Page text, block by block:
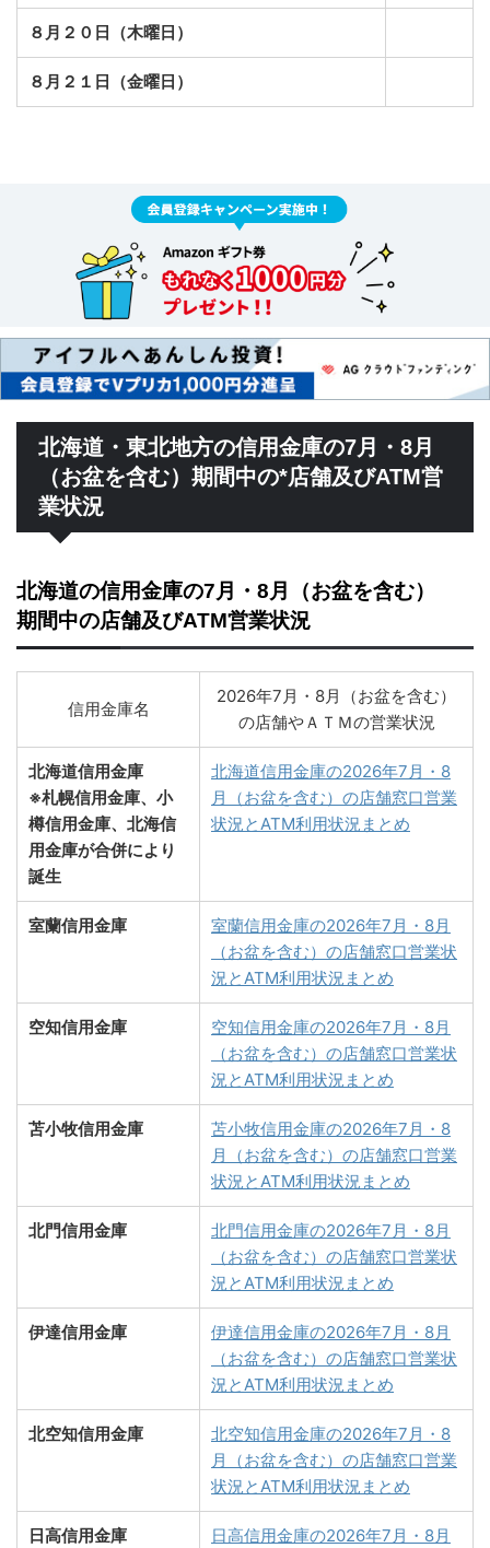
８月２０日（木曜日）
８月２１日（金曜日）
北海道・東北地方の信用金庫の7月・8月
（お盆を含む）期間中の*店舗及びATM営
業状況
北海道の信用金庫の7月・8月（お盆を含む）
期間中の店舗及びATM営業状況
信用金庫名
2026年7月・8月（お盆を含む）
の店舗やＡＴＭの営業状況
北海道信用金庫
※札幌信用金庫、小
樽信用金庫、北海信
用金庫が合併により
誕生
北海道信用金庫の2026年7月・8
月（お盆を含む）の店舗窓口営業
状況とATM利用状況まとめ
室蘭信用金庫
室蘭信用金庫の2026年7月・8月
（お盆を含む）の店舗窓口営業状
況とATM利用状況まとめ
空知信用金庫
空知信用金庫の2026年7月・8月
（お盆を含む）の店舗窓口営業状
況とATM利用状況まとめ
苫小牧信用金庫
苫小牧信用金庫の2026年7月・8
月（お盆を含む）の店舗窓口営業
状況とATM利用状況まとめ
北門信用金庫
北門信用金庫の2026年7月・8月
（お盆を含む）の店舗窓口営業状
況とATM利用状況まとめ
伊達信用金庫
伊達信用金庫の2026年7月・8月
（お盆を含む）の店舗窓口営業状
況とATM利用状況まとめ
北空知信用金庫
北空知信用金庫の2026年7月・8
月（お盆を含む）の店舗窓口営業
状況とATM利用状況まとめ
日高信用金庫
日高信用金庫の2026年7月・8月